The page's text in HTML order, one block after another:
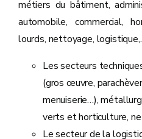
métiers du bâtiment,
automobile, commercial,
lourds, nettoyage,
Les secteurs
(gros œuvre,
menuiserie…),
verts et horticulture,
Le secteur de la